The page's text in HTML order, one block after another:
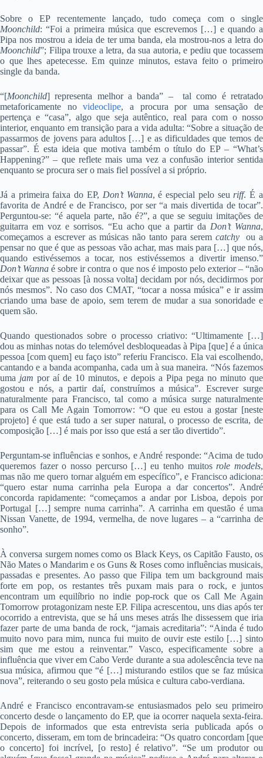
Sobre o EP recentemente lançado, tudo começa com o single
Moonchild: “Foi a primeira música que escrevemos […] e quando a
Pipa nos mostrou a ideia de ter uma banda, ela mostrou-nos a letra do
Moonchild”; Filipa trouxe a letra, da sua autoria, e pediu que tocassem
o que lhes apetecesse. Em quinze minutos, estava feito o primeiro
single da banda.
“[Moonchild] representa melhor a banda” – tal como é retratado
metaforicamente novideoclipe, a procura por uma sensação de
pertença e “casa”, algo que seja autêntico, real para com o nosso
interior, enquanto em transição para a vida adulta: “Sobre a situação de
passarmos de jovens para adultos […] e as dificuldades que temos de
passar”. É esta ideia que motiva também o título do EP – “What’s
Happening?” – que reflete mais uma vez a confusão interior sentida
enquanto se procura ser o mais fiel possível a si próprio.
Já a primeira faixa do EP, Don’t Wanna, é especial pelo seu riff. É a
favorita de André e de Francisco, por ser “a mais divertida de tocar”.
Perguntou-se: “é aquela parte, não é?”, a que se seguiu imitações de
guitarra em voz e sorrisos. “Eu acho que a partir da Don’t Wanna,
começamos a escrever as músicas não tanto para seremcatchy
ou a
pensar no que é que as pessoas vão achar, mas mais para […] que nós,
quando estivéssemos a tocar, nos estivéssemos a divertir imenso.”
Don’t Wanna é sobre ir contra o que nos é imposto pelo exterior – “não
deixar que as pessoas [à nossa volta] decidam por nós, decidirmos por
nós mesmos”. No caso dos CMAT, “tocar a nossa música” e ir assim
criando uma base de apoio, sem terem de mudar a sua sonoridade e
quem são.
Quando questionados sobre o processo criativo: “Ultimamente […]
dou as minhas notas do telemóvel desbloqueadas à Pipa [que] é a única
pessoa [com quem] eu faço isto” referiu Francisco. Ela vai escolhendo,
cantando e a banda acompanha, cada um à sua maneira. “Nós fazemos
uma jam por aí de 10 minutos, e depois a Pipa pega no minuto que
gostou e nós, a partir daí, construímos a música”. Escrever surge
naturalmente para Francisco, tal como a música surge naturalmente
para os Call Me Again Tomorrow: “O que eu estou a gostar [neste
projeto] é que está tudo a ser super natural, o processo de escrita, de
composição […] é mais por isso que está a ser tão divertido”.
Perguntam-se influências e sonhos, e André responde: “Acima de tudo
queremos fazer o nosso percurso […] eu tenho muitos role models,
mas não me quero tornar alguém em específico”, e Francisco adiciona:
“quero estar numa carrinha pela Europa a dar concertos”. André
concorda rapidamente: “começamos a andar por Lisboa, depois por
Portugal […] sempre numa carrinha”. A carrinha em questão é uma
Nissan Vanette, de 1994, vermelha, de nove lugares – a “carrinha de
sonho”.
À conversa surgem nomes como os Black Keys, os Capitão Fausto, os
Não Mates o Mandarim e os Guns & Roses como influências musicais,
passadas e presentes. Ao passo que Filipa tem um background mais
forte em pop, os restantes três puxam mais para o rock, e juntos
encontram um equilíbrio no indie pop-rock que os Call Me Again
Tomorrow protagonizam neste EP. Filipa acrescentou, uns dias após ter
ocorrido a entrevista, que se há uns meses atrás lhe dissessem que iria
fazer parte de uma banda de rock, “jamais acreditaria”: “Ainda é tudo
muito novo para mim, nunca fui muito de ouvir este estilo […] sinto
sim que me estou a reinventar.” Vasco, especificamente sobre a
influência que viver em Cabo Verde durante a sua adolescência teve na
sua música, afirmou que “é […] misturando estilos que se faz música
nova”, reiterando o seu gosto pela música e cultura cabo-verdiana.
André e Francisco encontravam-se entusiasmados pelo seu primeiro
concerto desde o lançamento do EP, que ia ocorrer naquela sexta-feira.
Depois de informados que esta entrevista seria publicada após o
concerto, disseram, em tom de brincadeira: “Os quatro concordam [que
o concerto] foi incrível, [o resto] é relativo”. “Se um produtor ou